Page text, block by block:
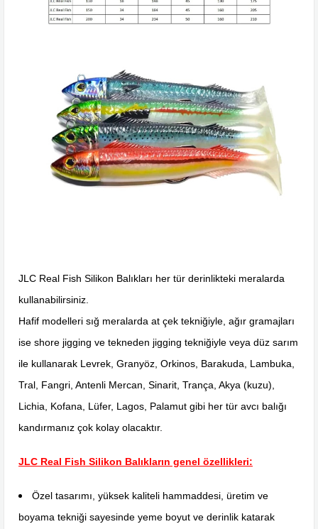
JLC Real Fish Silikon Balıkları her tür derinlikteki meralarda
kullanabilirsiniz.
Hafif modelleri sığ meralarda at çek tekniğiyle, ağır gramajları
ise shore jigging ve tekneden jigging tekniğiyle veya düz sarım
ile kullanarak Levrek, Granyöz, Orkinos, Barakuda, Lambuka,
Tral, Fangri, Antenli Mercan, Sinarit, Trança, Akya (kuzu),
Lichia, Kofana, Lüfer, Lagos, Palamut gibi her tür avcı balığı
kandırmanız çok kolay olacaktır.
JLC Real Fish Silikon Balıkların genel özellikleri:
Özel tasarımı, yüksek kaliteli hammaddesi, üretim ve
boyama tekniği sayesinde yeme boyut ve derinlik katarak